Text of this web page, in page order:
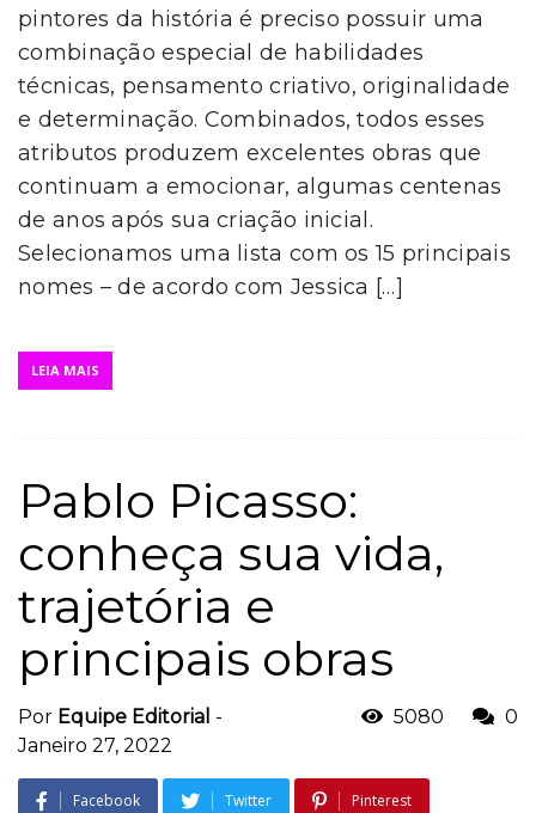
pintores da história é preciso possuir uma
combinação especial de habilidades
técnicas, pensamento criativo, originalidade
e determinação. Combinados, todos esses
atributos produzem excelentes obras que
continuam a emocionar, algumas centenas
de anos após sua criação inicial.
Selecionamos uma lista com os 15 principais
nomes – de acordo com Jessica […]
LEIA MAIS
Pablo Picasso:
conheça sua vida,
trajetória e
principais obras
Por Equipe Editorial -
Janeiro 27, 2022
5080 0
Facebook Twitter Pinterest